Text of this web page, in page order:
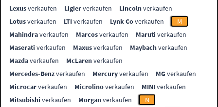
Lexusverkaufen Ligierverkaufen Lincolnverkaufen
Lotusverkaufen LTIverkaufen Lynk Coverkaufen
M
Mahindraverkaufen Marcosverkaufen Maruti verkaufen
Maserati verkaufen Maxusverkaufen Maybachverkaufen
Mazdaverkaufen McLarenverkaufen
Mercedes-Benzverkaufen Mercuryverkaufen MGverkaufen
Microcarverkaufen Microlinoverkaufen MINIverkaufen
Mitsubishi verkaufen Morganverkaufen
N